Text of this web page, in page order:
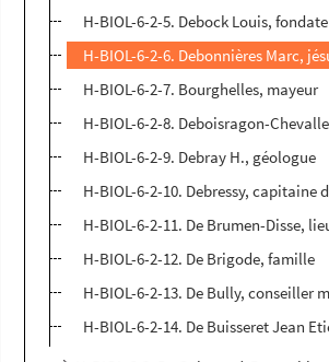
H-BIOL-6-2-5. Debock Louis,
H-BIOL-6-2-6. Debonnières Marc,
H-BIOL-6-2-7. Bourghelles, mayeur
H-BIOL-6-2-8. Deboisragon-
H-BIOL-6-2-9. Debray H., géologue
H-BIOL-6-2-10. Debressy, capitaine
H-BIOL-6-2-11. De Brumen-Disse,
H-BIOL-6-2-12. De Brigode, famille
H-BIOL-6-2-13. De Bully, conseiller
H-BIOL-6-2-14. De Buisseret Jean